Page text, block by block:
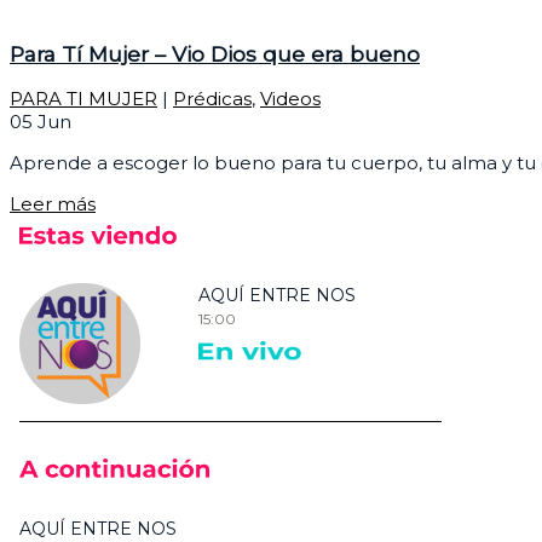
Para Tí Mujer – Vio Dios que era bueno
PARA TI MUJER | Prédicas, Videos
05 Jun
Aprende a escoger lo bueno para tu cuerpo, tu alma y tu
Leer más